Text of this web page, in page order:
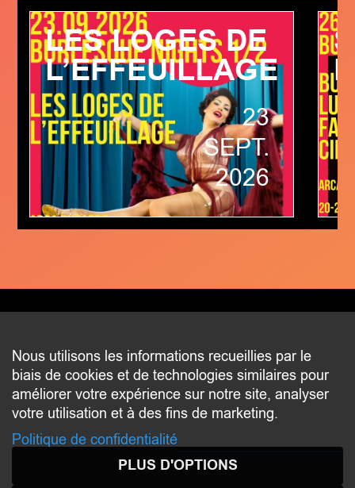
LES LOGES DE
L’EFFEUILLAGE
23
SEPT.
2026
CONTACT
2 beim Schlass
L-8058 Bertrange
communication@bertrange.lu
Nous utilisons les informations recueillies par le
biais de cookies et de technologies similaires pour
améliorer votre expérience sur notre site, analyser
votre utilisation et à des fins de marketing.
Politique de confidentialité
PLUS D'OPTIONS